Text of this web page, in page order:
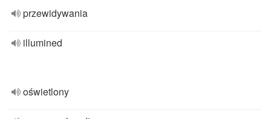
przewidywania
illumined
oświetlony